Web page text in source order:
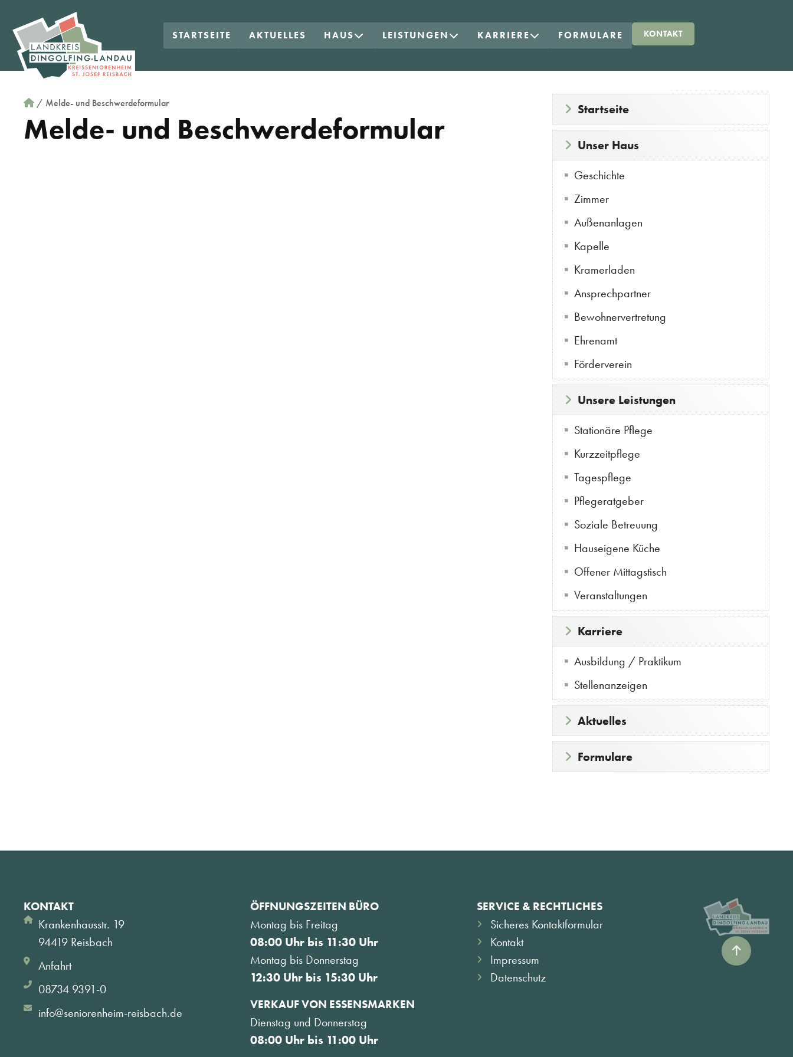
STARTSEITE AKTUELLES HAUS LEISTUNGEN KARRIERE FORMULARE KONTAKT
/ Melde- und Beschwerdeformular
Melde- und Beschwerdeformular
Startseite
Unser Haus
Geschichte
Zimmer
Außenanlagen
Kapelle
Kramerladen
Ansprechpartner
Bewohnervertretung
Ehrenamt
Förderverein
Unsere Leistungen
Stationäre Pflege
Kurzzeitpflege
Tagespflege
Pflegeratgeber
Soziale Betreuung
Hauseigene Küche
Offener Mittagstisch
Veranstaltungen
Karriere
Ausbildung / Praktikum
Stellenanzeigen
Aktuelles
Formulare
KONTAKT
Krankenhausstr. 19
94419 Reisbach
Anfahrt
08734 9391-0
info@seniorenheim-reisbach.de
ÖFFNUNGSZEITEN BÜRO
Montag bis Freitag
08:00 Uhr bis 11:30 Uhr
Montag bis Donnerstag
12:30 Uhr bis 15:30 Uhr
VERKAUF VON ESSENSMARKEN
Dienstag und Donnerstag
08:00 Uhr bis 11:00 Uhr
SERVICE & RECHTLICHES
Sicheres Kontaktformular
Kontakt
Impressum
Datenschutz